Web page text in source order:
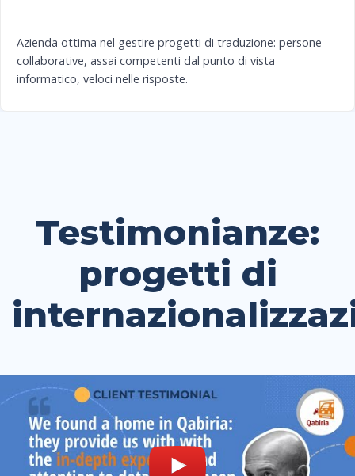
Azienda ottima nel gestire progetti di traduzione: persone
collaborative, assai competenti dal punto di vista
informatico, veloci nelle risposte.
Testimonianze:
progetti di